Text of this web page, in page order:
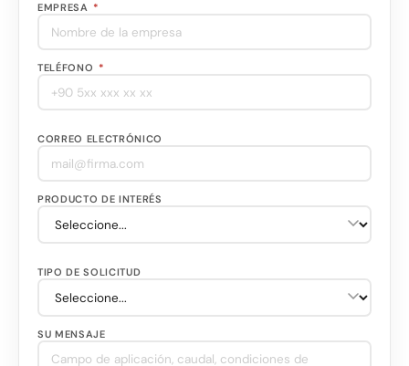
EMPRESA *
TELÉFONO *
CORREO ELECTRÓNICO
PRODUCTO DE INTERÉS
TIPO DE SOLICITUD
SU MENSAJE